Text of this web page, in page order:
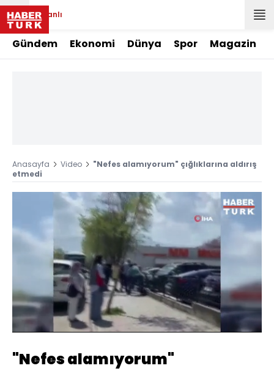
Canlı
Gündem Ekonomi Dünya Spor Magazin
Anasayfa Video
"Nefes alamıyorum" çığlıklarına aldırış
etmedi
Aç
Yüklendi:
45.82%
Oynatma
Hızı
"Nefes alamıyorum"